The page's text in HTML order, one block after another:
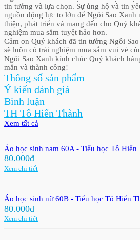
tin tưởng và lựa chọn. Sự ủng hộ và tin
nguồn động lực to lớn để Ngôi Sao Xanh
thiện, phát triển và mang đến cho Quý
nghiệm mua sắm tuyệt hảo hơn.
Cảm ơn Quý khách đã tin tưởng Ngôi
sẽ luôn có trải nghiệm mua sắm vui vẻ
Ngôi Sao Xanh kính chúc Quý khách
mắn và thành công!
Thông số sản phẩm
Ý kiến đánh giá
Bình luận
TH Tô Hiến Thành
Xem tất cả
Áo học sinh nam 60A - Tiểu học Tô Hiến
80.000đ
Xem chi tiết
Áo học sinh nữ 60B - Tiểu học Tô Hiến
80.000đ
Xem chi tiết